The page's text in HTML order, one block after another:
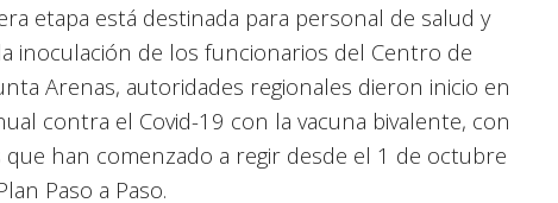
etapa está destinada para personal de salud y
inoculación de los funcionarios del Centro de
Arenas, autoridades regionales dieron inicio en
contra el Covid-19 con la vacuna bivalente, con
que han comenzado a regir desde el 1 de octubre
Paso a Paso.